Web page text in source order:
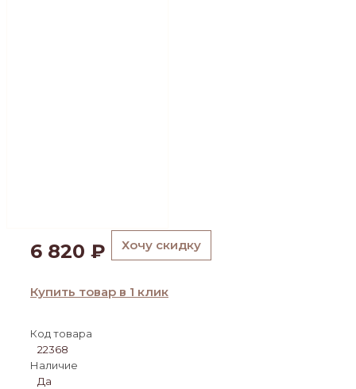
6 820 ₽ Хочу скидку
Купить товар в 1 клик
Код товара
22368
Наличие
Да